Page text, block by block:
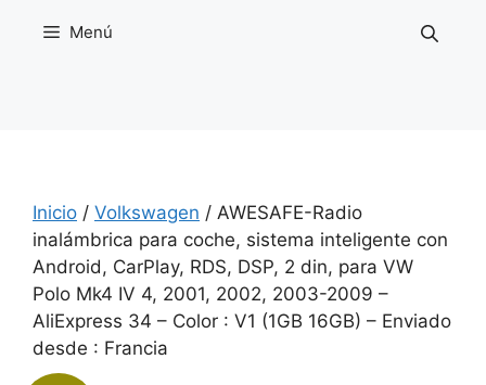
Menú
Inicio / Volkswagen / AWESAFE-Radio
inalámbrica para coche, sistema inteligente con
Android, CarPlay, RDS, DSP, 2 din, para VW
Polo Mk4 IV 4, 2001, 2002, 2003-2009 –
AliExpress 34 – Color : V1 (1GB 16GB) – Enviado
desde : Francia